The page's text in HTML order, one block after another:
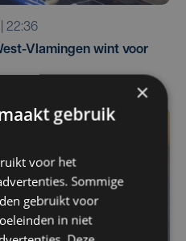
22:36
Vlamingen wint voor
×
gebruik
voor het
Sommige
gebruikt voor
in niet